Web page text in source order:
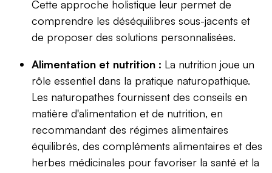
Cette approche holistique leur permet de
comprendre les déséquilibres sous-jacents et
de proposer des solutions personnalisées.
Alimentation et nutrition : La nutrition joue un
rôle essentiel dans la pratique naturopathique.
Les naturopathes fournissent des conseils en
matière d'alimentation et de nutrition, en
recommandant des régimes alimentaires
équilibrés, des compléments alimentaires et des
herbes médicinales pour favoriser la santé et la